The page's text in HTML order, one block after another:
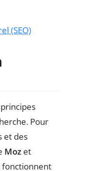
(SEO)
Pour
et des
Moz et
fonctionnent